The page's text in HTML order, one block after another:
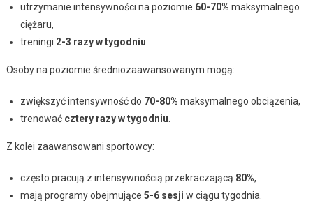
utrzymanie intensywności na poziomie 60-70% maksymalnego
ciężaru,
treningi 2-3 razy w tygodniu
Osoby na poziomie średniozaawansowanym mogą:
zwiększyć intensywność do 70-80% maksymalnego obciążenia,
trenować cztery razy w tygodniu
Z kolei zaawansowani sportowcy:
często pracują z intensywnością przekraczającą 80%,
mają programy obejmujące 5-6 sesji w ciągu tygodnia.